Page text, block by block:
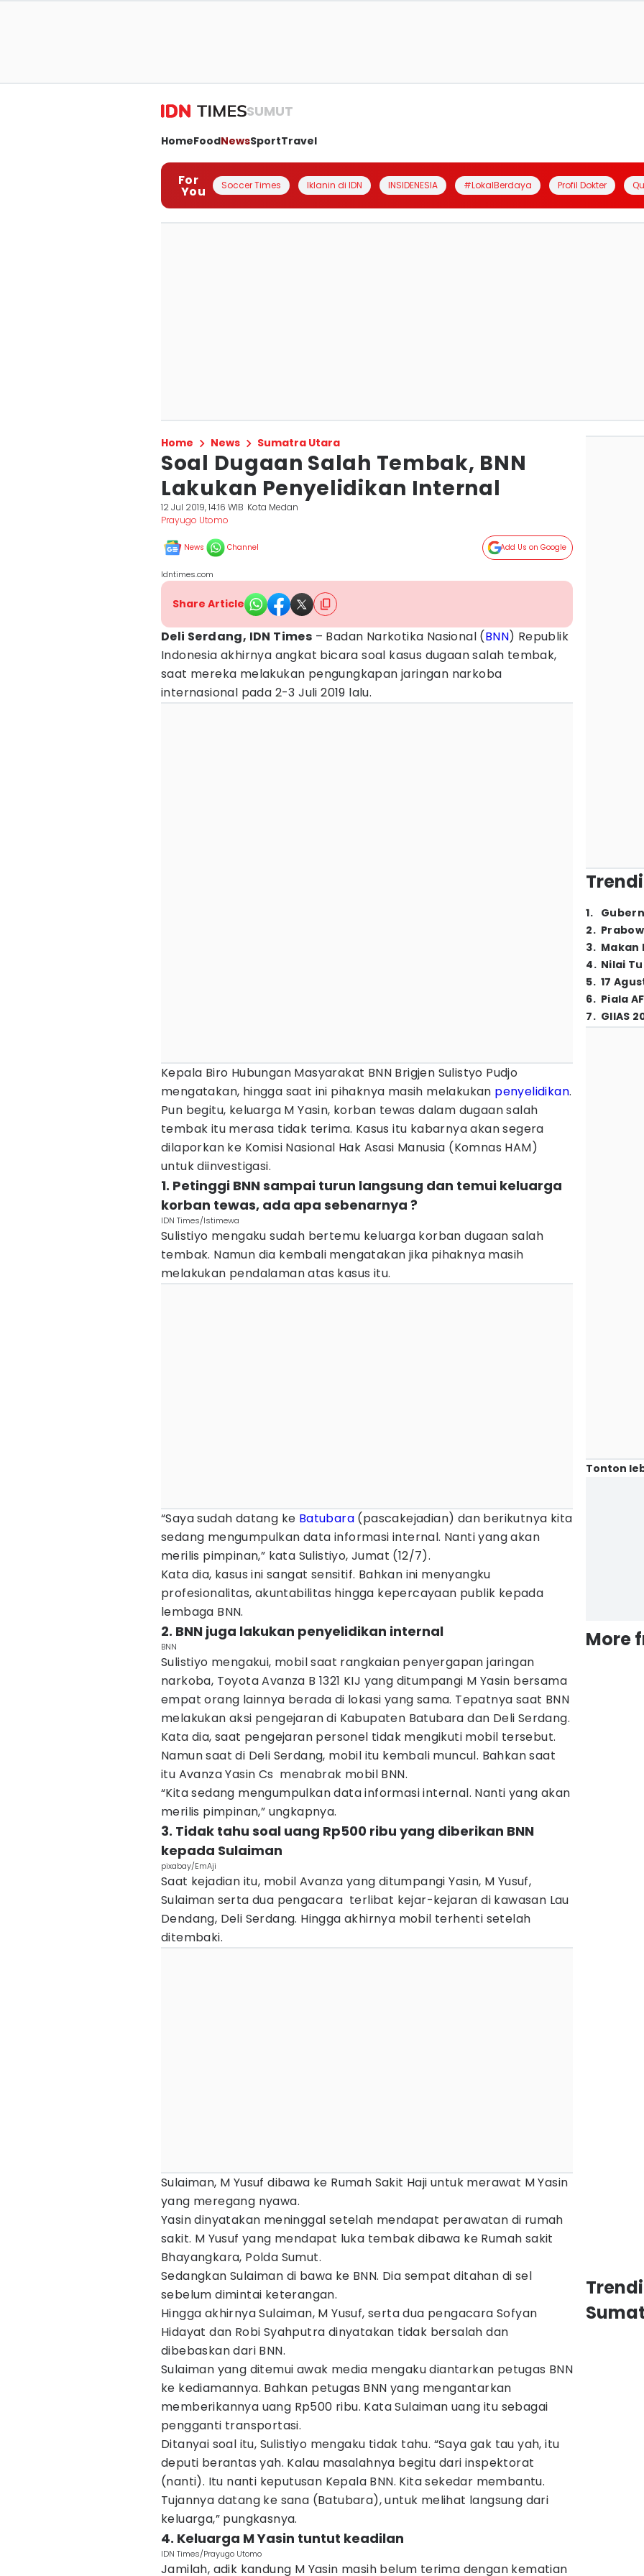
SUMUT
HomeFoodNewsSportTravel
For
You Soccer Times Iklanin di IDN INSIDENESIA #LokalBerdaya Profil Dokter
Home News Sumatra Utara
Soal Dugaan Salah Tembak, BNN
Lakukan Penyelidikan Internal
12 Jul 2019, 14:16 WIB Kota Medan
Prayugo Utomo
News Channel Add Us on Google
Idntimes.com
Share Article
Deli Serdang, IDN Times – Badan Narkotika Nasional (BNN) Republik
Indonesia akhirnya angkat bicara soal kasus dugaan salah tembak,
saat mereka melakukan pengungkapan jaringan narkoba
internasional pada 2-3 Juli 2019 lalu.
Kepala Biro Hubungan Masyarakat BNN Brigjen Sulistyo Pudjo
mengatakan, hingga saat ini pihaknya masih melakukan penyelidikan.
Pun begitu, keluarga M Yasin, korban tewas dalam dugaan salah
tembak itu merasa tidak terima. Kasus itu kabarnya akan segera
dilaporkan ke Komisi Nasional Hak Asasi Manusia (Komnas HAM)
untuk diinvestigasi.
1. Petinggi BNN sampai turun langsung dan temui keluarga
korban tewas, ada apa sebenarnya ?
IDN Times/Istimewa
Sulistiyo mengaku sudah bertemu keluarga korban dugaan salah
tembak. Namun dia kembali mengatakan jika pihaknya masih
melakukan pendalaman atas kasus itu.
“Saya sudah datang ke Batubara (pascakejadian) dan berikutnya kita
sedang mengumpulkan data informasi internal. Nanti yang akan
merilis pimpinan,” kata Sulistiyo, Jumat (12/7).
Kata dia, kasus ini sangat sensitif. Bahkan ini menyangku
profesionalitas, akuntabilitas hingga kepercayaan publik kepada
lembaga BNN.
2. BNN juga lakukan penyelidikan internal
BNN
Sulistiyo mengakui, mobil saat rangkaian penyergapan jaringan
narkoba, Toyota Avanza B 1321 KIJ yang ditumpangi M Yasin bersama
empat orang lainnya berada di lokasi yang sama. Tepatnya saat BNN
melakukan aksi pengejaran di Kabupaten Batubara dan Deli Serdang.
Kata dia, saat pengejaran personel tidak mengikuti mobil tersebut.
Namun saat di Deli Serdang, mobil itu kembali muncul. Bahkan saat
itu Avanza Yasin Cs menabrak mobil BNN.
“Kita sedang mengumpulkan data informasi internal. Nanti yang akan
merilis pimpinan,” ungkapnya.
3. Tidak tahu soal uang Rp500 ribu yang diberikan BNN
kepada Sulaiman
pixabay/EmAji
Saat kejadian itu, mobil Avanza yang ditumpangi Yasin, M Yusuf,
Sulaiman serta dua pengacara terlibat kejar-kejaran di kawasan Lau
Dendang, Deli Serdang. Hingga akhirnya mobil terhenti setelah
ditembaki.
Sulaiman, M Yusuf dibawa ke Rumah Sakit Haji untuk merawat M Yasin
yang meregang nyawa.
Yasin dinyatakan meninggal setelah mendapat perawatan di rumah
sakit. M Yusuf yang mendapat luka tembak dibawa ke Rumah sakit
Bhayangkara, Polda Sumut.
Sedangkan Sulaiman di bawa ke BNN. Dia sempat ditahan di sel
sebelum dimintai keterangan.
Hingga akhirnya Sulaiman, M Yusuf, serta dua pengacara Sofyan
Hidayat dan Robi Syahputra dinyatakan tidak bersalah dan
dibebaskan dari BNN.
Sulaiman yang ditemui awak media mengaku diantarkan petugas BNN
ke kediamannya. Bahkan petugas BNN yang mengantarkan
memberikannya uang Rp500 ribu. Kata Sulaiman uang itu sebagai
pengganti transportasi.
Ditanyai soal itu, Sulistiyo mengaku tidak tahu. “Saya gak tau yah, itu
deputi berantas yah. Kalau masalahnya begitu dari inspektorat
(nanti). Itu nanti keputusan Kepala BNN. Kita sekedar membantu.
Tujannya datang ke sana (Batubara), untuk melihat langsung dari
keluarga,” pungkasnya.
4. Keluarga M Yasin tuntut keadilan
IDN Times/Prayugo Utomo
Jamilah, adik kandung M Yasin masih belum terima dengan kematian
1.
2.
3. Makan
4. Nilai
5. 17
6. Piala
7. GIIAS
Tonton
More